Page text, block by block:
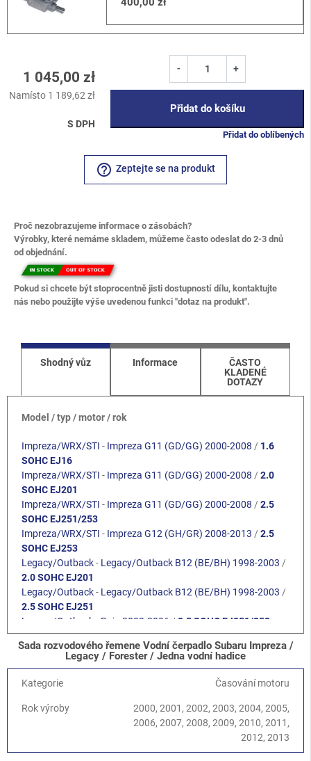
1 045,00 zł
Namísto 1 189,62 zł
S DPH
- +
Přidat do košíku
Přidat do oblíbených
help_outline Zeptejte se na produkt
Proč nezobrazujeme informace o zásobách?
Výrobky, které nemáme skladem, můžeme často odeslat do 2-3 dnů
od objednání.
Pokud si chcete být stoprocentně jisti dostupností dílu, kontaktujte
nás nebo použijte výše uvedenou funkci "dotaz na produkt".
Shodný vůz Informace
ČASTO
KLADENÉ
DOTAZY
Model / typ / motor / rok
Impreza/WRX/STI - Impreza G11 (GD/GG) 2000-2008 / 1.6
SOHC EJ16
Impreza/WRX/STI - Impreza G11 (GD/GG) 2000-2008 /2.0
SOHC EJ201
Impreza/WRX/STI - Impreza G11 (GD/GG) 2000-2008 /2.5
SOHC EJ251/253
Impreza/WRX/STI - Impreza G12 (GH/GR) 2008-2013 /2.5
SOHC EJ253
Legacy/Outback- Legacy/Outback B12 (BE/BH) 1998-2003 /
2.0 SOHC EJ201
Legacy/Outback- Legacy/Outback B12 (BE/BH) 1998-2003 /
2.5 SOHC EJ251
Legacy/Outback
Baja 2002-2006 / 2.5 SOHC EJ251/253
Legacy/Outback-Legacy/Outback B13 (BL/BP) 2003-2009/
2.0 SOHC EJ202
Legacy/Outback -
2.5 SOHC EJ253
2.5 SOHC EJ25
Forester S11 (SG) 2002-2008/2.0 EJ201 SOHC
2.5 SOHC EJ25
Forester-Forester S12 (SH) 2008-2013/2.5 SOHC EJ25
Sada rozvodového řemene Vodní čerpadlo Subaru Impreza /
Legacy / Forester / Jedna vodní hadice
Kategorie Časování motoru
Rok výroby
2000, 2001, 2002, 2003, 2004, 2005,
2006, 2007, 2008, 2009, 2010, 2011,
2012, 2013